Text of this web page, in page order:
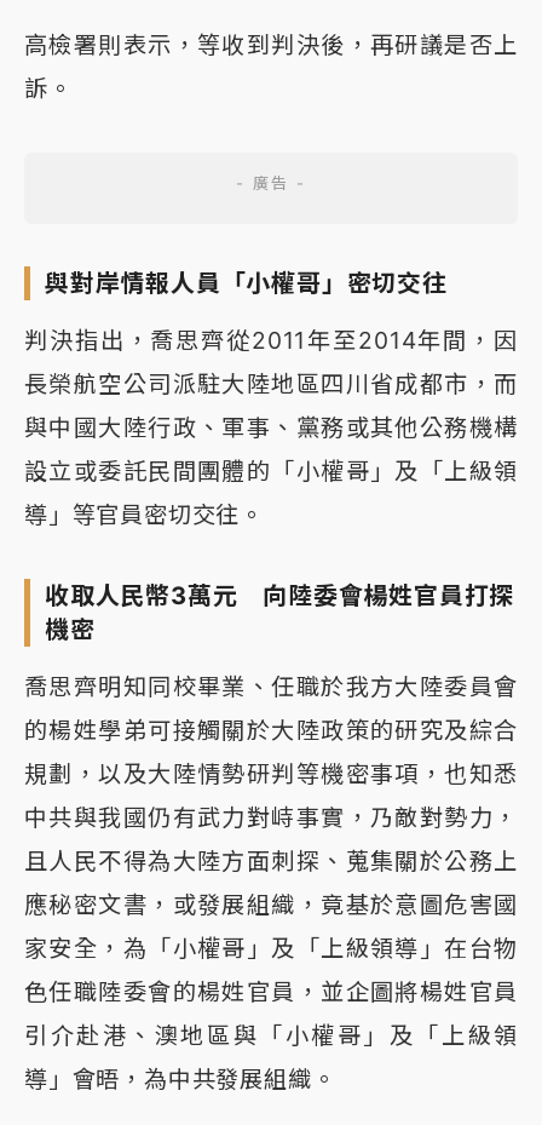
高檢署則表示，等收到判決後，再研議是否上
訴。
與對岸情報人員「小權哥」密切交往
判決指出，喬思齊從2011年至2014年間，因
長榮航空公司派駐大陸地區四川省成都市，而
與中國大陸行政、軍事、黨務或其他公務機構
設立或委託民間團體的「小權哥」及「上級領
導」等官員密切交往。
收取人民幣3萬元 向陸委會楊姓官員打探
機密
喬思齊明知同校畢業、任職於我方大陸委員會
的楊姓學弟可接觸關於大陸政策的研究及綜合
規劃，以及大陸情勢研判等機密事項，也知悉
中共與我國仍有武力對峙事實，乃敵對勢力，
且人民不得為大陸方面刺探、蒐集關於公務上
應秘密文書，或發展組織，竟基於意圖危害國
家安全，為「小權哥」及「上級領導」在台物
色任職陸委會的楊姓官員，並企圖將楊姓官員
引介赴港、澳地區與「小權哥」及「上級領
導」會晤，為中共發展組織。